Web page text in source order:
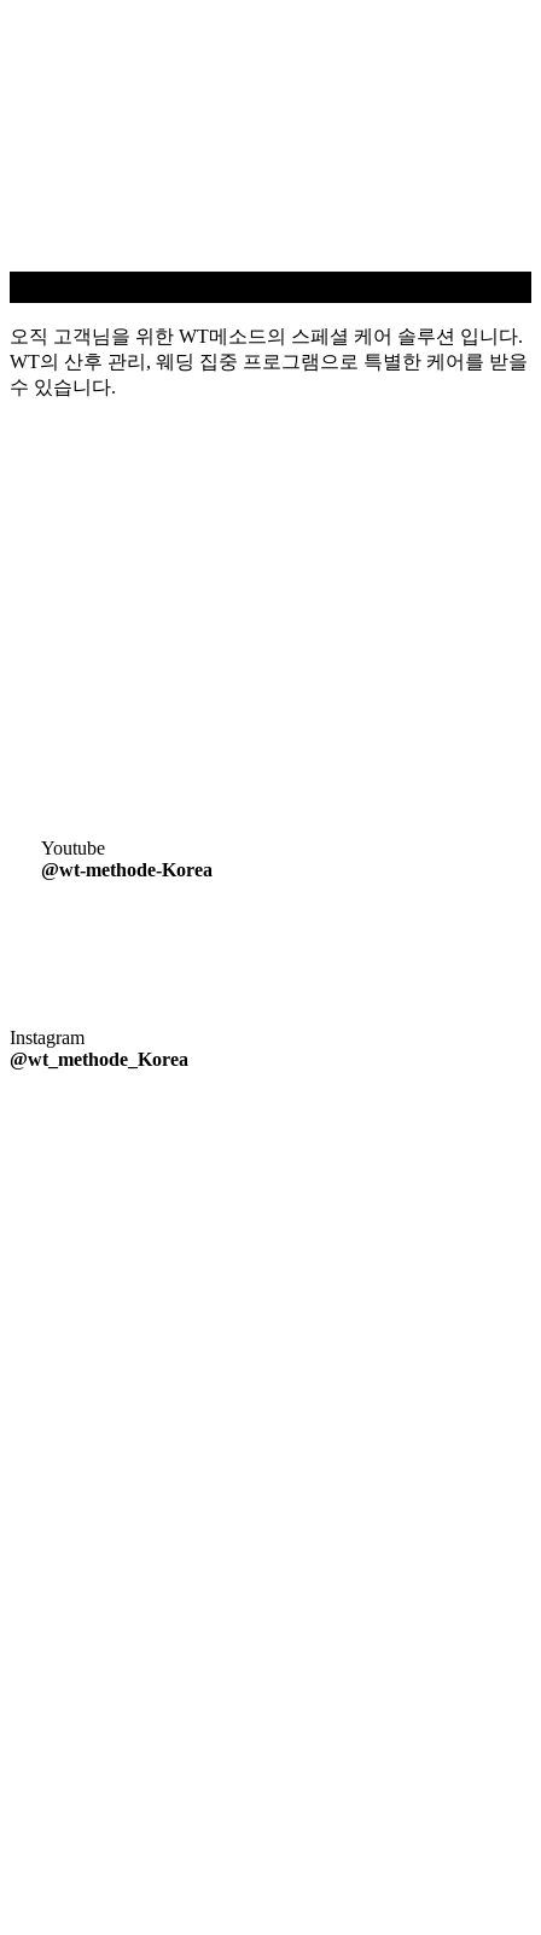
오직 고객님을 위한 WT메소드의 스페셜 케어 솔루션 입니다.
WT의 산후 관리, 웨딩 집중 프로그램으로 특별한 케어를 받을
수 있습니다.
Youtube
@wt-methode-Korea
Instagram
@wt_methode_Korea